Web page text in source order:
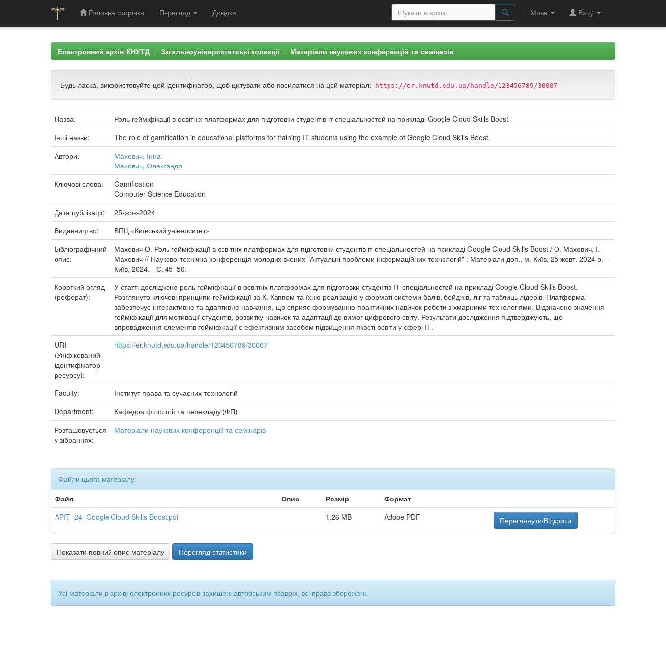
Головна сторінка Перегляд Довідка Мова Вхід:
Електронний архів КНУТД Загальноуніверситетські колекції Матеріали наукових конференцій та семінарів
Будь ласка, використовуйте цей ідентифікатор, щоб цитувати або посилатися на цей матеріал: https://er.knutd.edu.ua/handle/123456789/30007
Назва:
Роль гейміфікації в освітніх платформах для підготовки студентів іт-спеціальностей на прикладі Google Cloud Skills Boost
Інші назви:
The role of gamification in educational platforms for training IT students using the example of Google Cloud Skills Boost.
Автори:
Махович, Інна
Махович, Олександр
Ключові слова:
Gamification
Computer Science Education
Дата публікації:
25-жов-2024
Видавництво:
ВПЦ «Київський університет»
Бібліографічний
опис:
Махович О. Роль гейміфікації в освітніх платформах для підготовки студентів іт-спеціальностей на прикладі Google Cloud Skills Boost / О. Махович, І.
Махович // Науково-технічна конференція молодих вчених "Актуальні проблеми інформаційних технологій" : Матеріали доп., м. Київ, 25 жовт. 2024 р. -
Київ, 2024. - С. 45–50.
Короткий огляд
(реферат):
У статті досліджено роль гейміфікації в освітніх платформах для підготовки студентів ІТ-спеціальностей на прикладі Google Cloud Skills Boost.
Розглянуто ключові принципи гейміфікації за К. Каппом та їхню реалізацію у форматі системи балів, бейджів, ліг та таблиць лідерів. Платформа
забезпечує інтерактивне та адаптивне навчання, що сприяє формуванню практичних навичок роботи з хмарними технологіями. Відзначено значення
гейміфікації для мотивації студентів, розвитку навичок та адаптації до вимог цифрового світу. Результати дослідження підтверджують, що
впровадження елементів гейміфікації є ефективним засобом підвищення якості освіти у сфері ІТ.
URI
(Уніфікований
ідентифікатор
ресурсу):
https://er.knutd.edu.ua/handle/123456789/30007
Faculty:
Інститут права та сучасних технологій
Department:
Кафедра філології та перекладу (ФП)
Розташовується
у зібраннях:
Матеріали наукових конференцій та семінарів
Файли цього матеріалу:
Файл
Опис Розмір
Формат
APIT_24_Google Cloud Skills Boost.pdf
1,26 MB Adobe PDF Переглянути/Відкрити
Показати повний опис матеріалу Перегляд статистики
Усі матеріали в архіві електронних ресурсів захищені авторським правом, всі права збережені.